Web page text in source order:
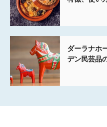
ダーラナホ
デン民芸品